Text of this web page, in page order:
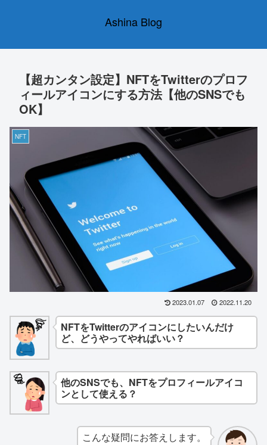
Ashina Blog
【超カンタン設定】NFTをTwitterのプロフ
ィールアイコンにする方法【他のSNSでも
OK】
NFT
2023.01.07 2022.11.20
NFTをTwitterのアイコンにしたいんだけ
ど、どうやってやればいい？
他のSNSでも、NFTをプロフィールアイコ
ンとして使える？
こんな疑問にお答えします。